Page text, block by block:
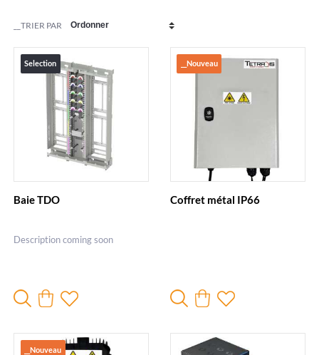
__TRIER PAR
Selection
Baie TDO
Description coming soon
__Nouveau
Coffret métal IP66
__Nouveau